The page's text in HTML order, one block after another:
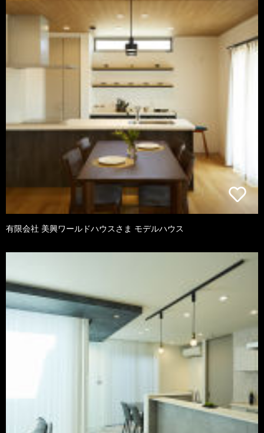
有限会社 美興ワールドハウスさま モデルハウス